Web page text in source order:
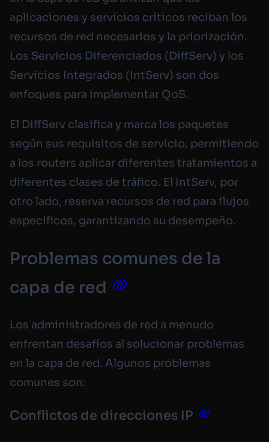
aplicaciones y servicios críticos reciban los
recursos de red necesarios y la priorización.
Los Servicios Diferenciados (DiffServ) y los
Servicios Integrados (IntServ) son dos
enfoques para implementar QoS.
El DiffServ clasifica y marca los paquetes
según sus requisitos de servicio, permitiendo
a los routers aplicar diferentes tratamientos a
diferentes clases de tráfico. El IntServ, por
otro lado, reserva recursos de red para flujos
específicos, garantizando su desempeño.
Problemas comunes de la
capa de red
Los administradores de red a menudo
enfrentan desafíos al solucionar problemas
en la capa de red. Algunos problemas
comunes son:
Conflictos de direcciones IP